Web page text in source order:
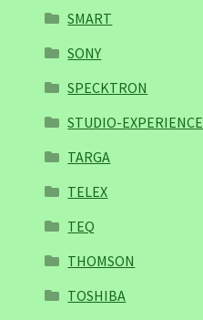
SMART
SONY
SPECKTRON
STUDIO-EXPERIENCE
TARGA
TELEX
TEQ
THOMSON
TOSHIBA